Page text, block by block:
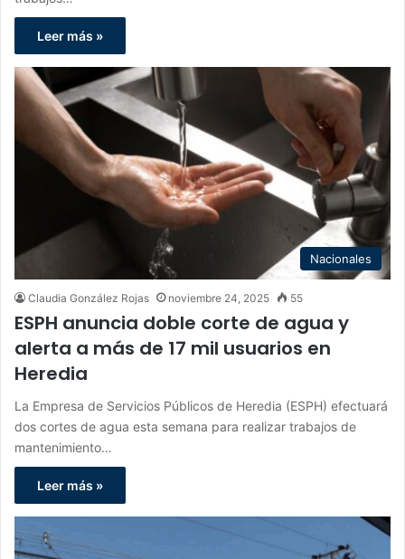
Leer más »
Nacionales
Claudia González Rojas noviembre 24, 2025 55
ESPH anuncia doble corte de agua y
alerta a más de 17 mil usuarios en
Heredia
La Empresa de Servicios Públicos de Heredia (ESPH) efectuará
dos cortes de agua esta semana para realizar trabajos de
mantenimiento…
Leer más »